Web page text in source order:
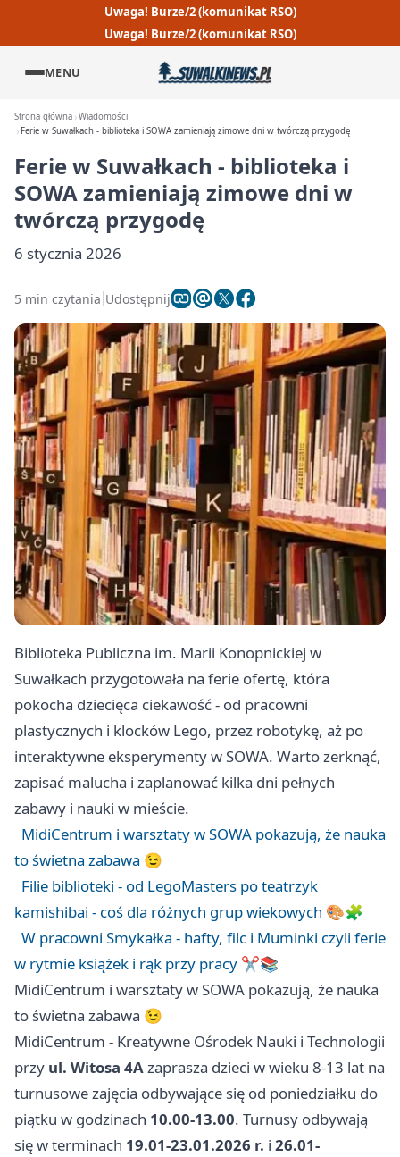
Uwaga! Burze/2 (komunikat RSO)
Uwaga! Burze/2 (komunikat RSO)
MENU
Strona główna Wiadomości
Ferie w Suwałkach - biblioteka i SOWA zamieniają zimowe dni w twórczą przygodę
Ferie w Suwałkach - biblioteka i
SOWA zamieniają zimowe dni w
twórczą przygodę
6 stycznia 2026
5 min czytania Udostępnij
Biblioteka Publiczna im. Marii Konopnickiej w
Suwałkach przygotowała na ferie ofertę, która
pokocha dziecięca ciekawość - od pracowni
plastycznych i klocków Lego, przez robotykę, aż po
interaktywne eksperymenty w SOWA. Warto zerknąć,
zapisać malucha i zaplanować kilka dni pełnych
zabawy i nauki w mieście.
MidiCentrum i warsztaty w SOWA pokazują, że nauka
to świetna zabawa 😉
Filie biblioteki - od LegoMasters po teatrzyk
kamishibai - coś dla różnych grup wiekowych 🎨🧩
W pracowni Smykałka - hafty, filc i Muminki czyli ferie
w rytmie książek i rąk przy pracy ✂️📚
MidiCentrum i warsztaty w SOWA pokazują, że nauka
to świetna zabawa 😉
MidiCentrum - Kreatywne Ośrodek Nauki i Technologii
przy ul. Witosa 4Azaprasza dzieci w wieku 8-13 lat na
turnusowe zajęcia odbywające się od poniedziałku do
piątku w godzinach 10.00-13.00. Turnusy odbywają
się w terminach 19.01-23.01.2026 r. i 26.01-